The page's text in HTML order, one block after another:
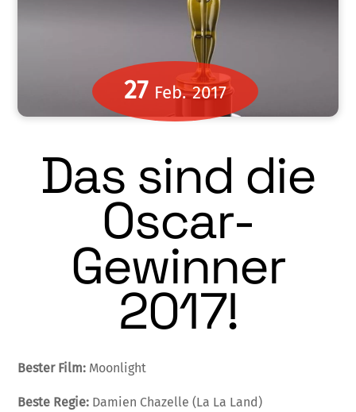
27 Feb. 2017
Das sind die
Oscar-
Gewinner
2017!
Bester Film: Moonlight
Beste Regie: Damien Chazelle (La La Land)